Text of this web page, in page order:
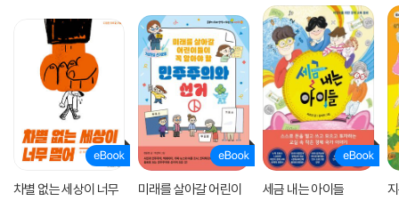
차별 없는 세상이 너무
미래를 살아갈 어린이
세금 내는 아이들